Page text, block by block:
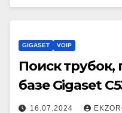
GIGASET VOIP
Поиск трубок,
базе Gigaset
16.07.2024